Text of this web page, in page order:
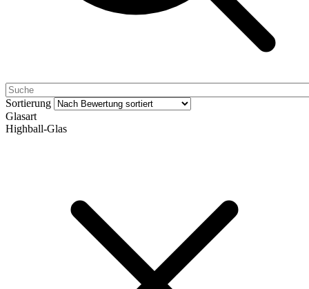
Sortierung
Glasart
Highball-Glas